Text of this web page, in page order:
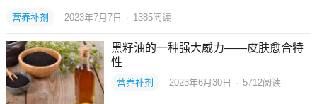
营养补剂 2023年7月7日 · 1385阅读
黑籽油的一种强大威力——皮肤愈合特
性
营养补剂 2023年6月30日 · 5712阅读